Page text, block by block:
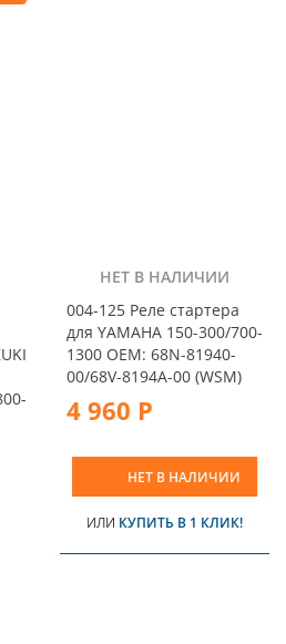
НЕТ В НАЛИЧИИ
004-125 Реле стартера
для YAMAHA 150-300/700-
1300 OEM: 68N-81940-
00/68V-8194A-00 (WSM)
4 960 Р
НЕТ В НАЛИЧИИ
ИЛИ КУПИТЬ В 1 КЛИК!